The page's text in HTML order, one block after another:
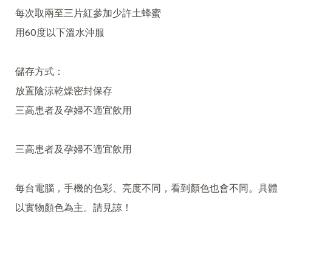
每次取兩至三片紅參加少許土蜂蜜
用60度以下溫水沖服
儲存方式：
放置陰涼乾燥密封保存
三高患者及孕婦不適宜飲用
三高患者及孕婦不適宜飲用
每台電腦，手機的色彩、亮度不同，看到顏色也會不同。具體
以實物顏色為主。請見諒！